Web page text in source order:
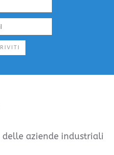
aziende industriali